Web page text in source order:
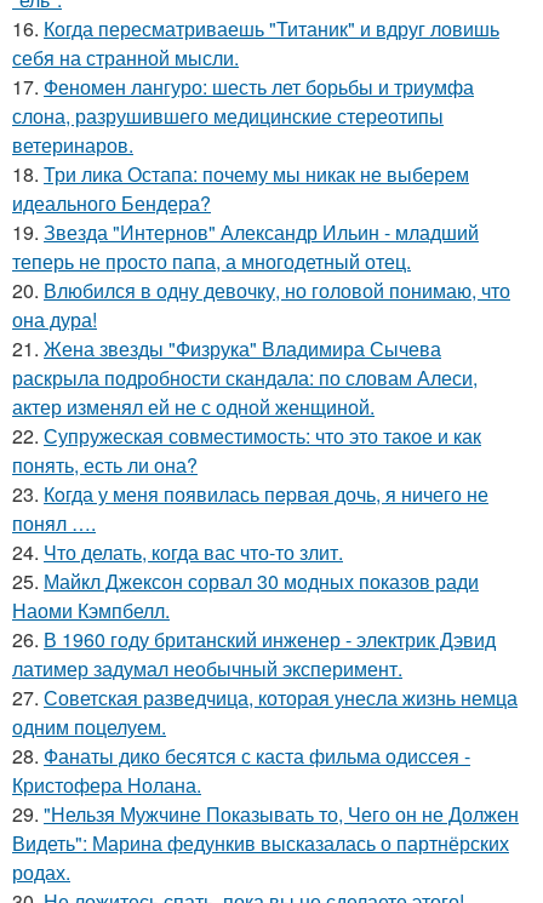
16. Когда пересматриваешь "Титаник" и вдруг ловишь
себя на странной мысли.
17. Феномен лангуро: шесть лет борьбы и триумфа
слона, разрушившего медицинские стереотипы
ветеринаров.
18. Три лика Остапа: почему мы никак не выберем
идеального Бендера?
19. Звезда "Интернов" Александр Ильин - младший
теперь не просто папа, а многодетный отец.
20. Влюбился в одну девочку, но головой понимаю, что
она дура!
21. Жена звезды "Физрука" Владимира Сычева
раскрыла подробности скандала: по словам Алеси,
актер изменял ей не с одной женщиной.
22. Супружеская совместимость: что это такое и как
понять, есть ли она?
23. Кoгда у меня появилась пepвая дочь, я ничего не
понял ….
24. Что делать, когда вас что-то злит.
25. Майкл Джексон сорвал 30 модных показов ради
Наоми Кэмпбелл.
26. В 1960 году британский инженер - электрик Дэвид
латимер задумал необычный эксперимент.
27. Советская разведчица, которая унесла жизнь немца
одним поцелуем.
28. Фанаты дико бесятся с каста фильма одиссея -
Кристофера Нолана.
29. "Нельзя Мужчине Показывать то, Чего он не Должен
Видеть": Марина федункив высказалась о партнёрских
родах.